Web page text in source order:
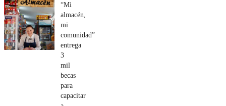
“Mi
almacén,
mi
comunidad”
entrega
3
mil
becas
para
capacitar